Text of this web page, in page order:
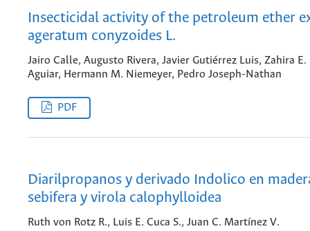
Insecticidal activity of the petroleum ether
ageratum conyzoides L.
Jairo Calle, Augusto Rivera, Javier Gutiérrez Luis, Zahira E.
Aguiar, Hermann M. Niemeyer, Pedro Joseph-Nathan
PDF
Diarilpropanos y derivado Indolico en
sebifera y virola calophylloidea
Ruth von Rotz R., Luis E. Cuca S., Juan C. Martínez V.